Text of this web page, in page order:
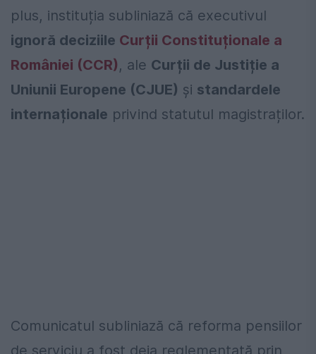
plus, instituția subliniază că executivul
ignoră deciziile Curții Constituționale a
României (CCR), ale Curții de Justiție a
Uniunii Europene (CJUE) și standardele
internaționale privind statutul magistraților.
Comunicatul subliniază că reforma pensiilor
de serviciu a fost deja reglementată prin